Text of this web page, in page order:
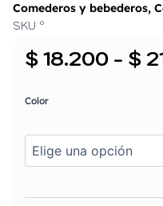
Comederos y bebederos,
SKU º
$18.200 - $
Color
DOBLE
ML
cantidad